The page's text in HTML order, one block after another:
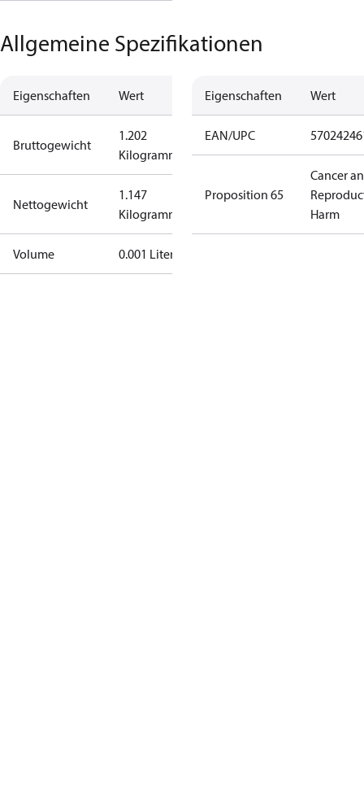
Allgemeine Spezifikationen
Eigenschaften Wert
Bruttogewicht
1.202
Kilogramm
Nettogewicht
1.147
Kilogramm
Volume 0.001 Liter
Eigenschaften Wert
EAN/UPC
Proposition 65
Cancer
Harm